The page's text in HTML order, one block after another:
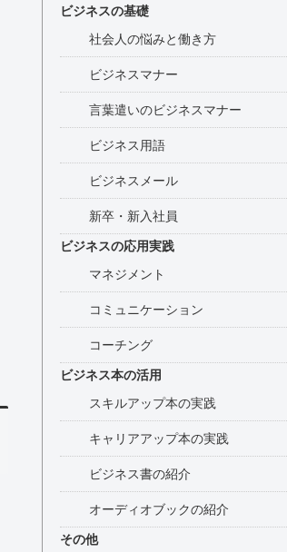
ビジネスの基礎
社会人の悩みと働き方
ビジネスマナー
言葉遣いのビジネスマナー
ビジネス用語
ビジネスメール
新卒・新入社員
ビジネスの応用実践
マネジメント
コミュニケーション
コーチング
ビジネス本の活用
スキルアップ本の実践
キャリアアップ本の実践
ビジネス書の紹介
オーディオブックの紹介
その他